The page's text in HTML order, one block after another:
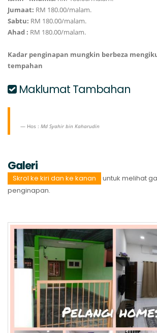
Jumaat: RM 180.00/malam.
Sabtu: RM 180.00/malam.
Ahad : RM 180.00/malam.
Kadar penginapan mungkin berbeza
tempahan
Maklumat Tambahan
Hos : Md Syahir bin Kaharudin
Galeri
Skrol ke kiri dan ke kanan
untuk melihat
penginapan.